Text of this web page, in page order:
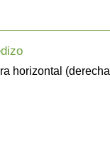
horizontal (derecha